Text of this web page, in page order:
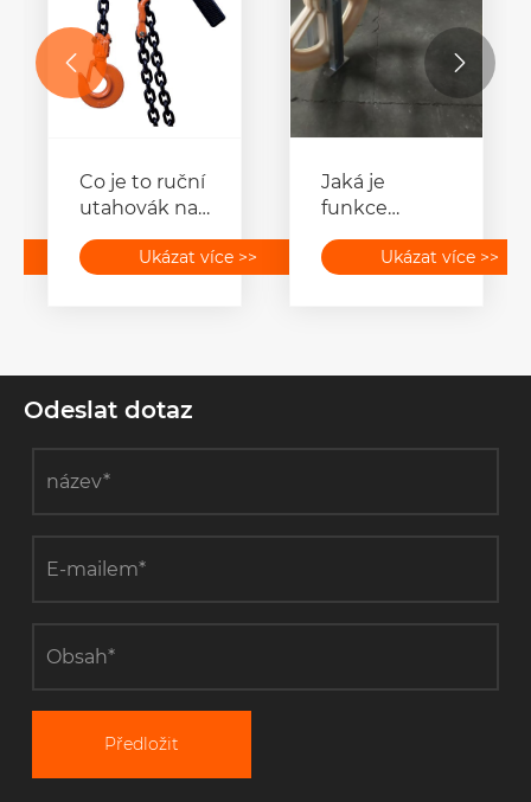
Co je to ruční
utahovák na
řetěz a jak
funguje?Ukázat více >>
Jaká je
funkce
navlékacích
bloků
Ukázat více >>
 
Odeslat dotaz
Předložit